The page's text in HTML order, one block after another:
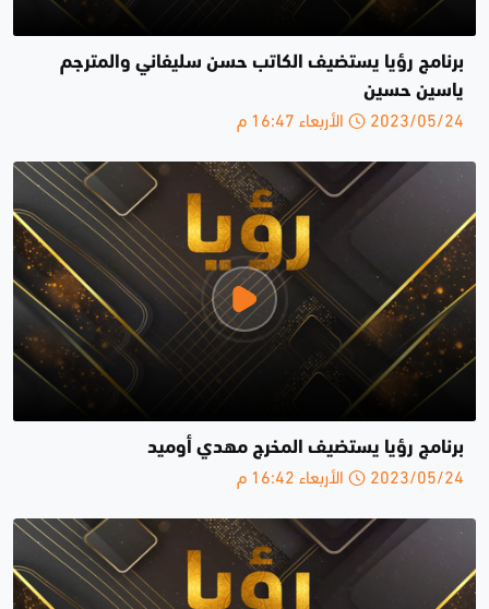
برنامج رؤيا يستضيف الكاتب حسن سليفاني والمترجم
ياسين حسين
2023/05/24 الأربعاء 16:47 م
برنامج رؤيا يستضيف المخرج مهدي أوميد
2023/05/24 الأربعاء 16:42 م